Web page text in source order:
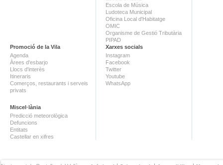
Escola de Música
Ludoteca Municipal
Oficina Local d'Habitatge
OMIC
Organisme de Gestió Tributària
PIPAD
Promoció de la Vila
Agenda
Àrees d'esbarjo
Llocs d'interès
Itineraris
Comerços, restaurants i serveis
privats
Miscel·lània
Predicció meteorològica
Defuncions
Entitats
Castellar en xifres
Xarxes socials
Instagram
Facebook
Twitter
Youtube
WhatsApp